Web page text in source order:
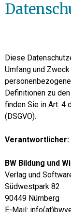
Diese
Umfang und
Definitionen zu
finden Sie in Art. 4
(DSGVO).
Verantwortlicher:
BW Bildung und
Verlag und
Südwestpark 82
90449 Nürnberg
E-Mail: